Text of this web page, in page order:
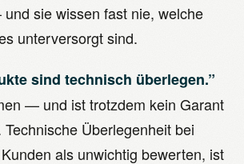
sie wissen fast nie, welche
unterversorgt sind.
sind technisch überlegen.”
— und ist trotzdem kein Garant
Überlegenheit bei
als unwichtig bewerten, ist